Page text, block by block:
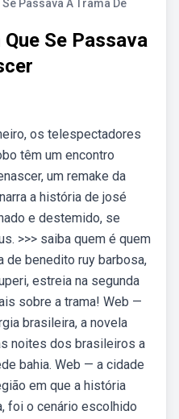
Passava A Trama De
Se Passava
os telespectadores
têm um encontro
um remake da
a história de josé
e destemido, se
>>> saiba quem é quem
de benedito ruy barbosa,
estreia na segunda
sobre a trama! Web —
brasileira, a novela
noites dos brasileiros a
bahia. Web — a cidade
em que a história
foi o cenário escolhido